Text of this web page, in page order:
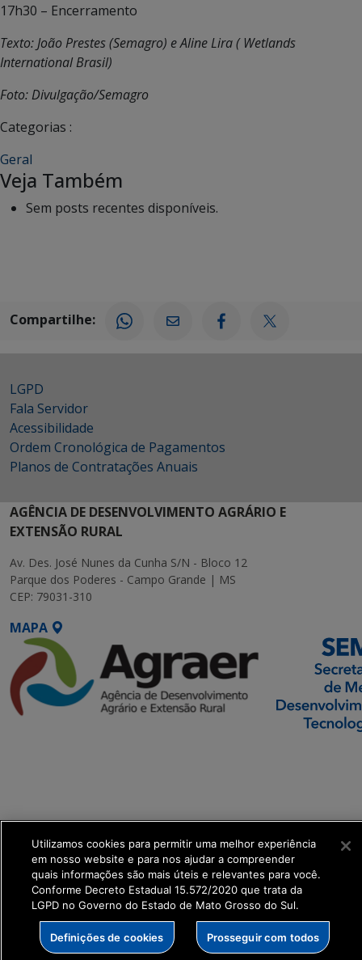
17h30 – Encerramento
Texto: João Prestes (Semagro) e Aline Lira ( Wetlands
International Brasil)
Foto: Divulgação/Semagro
Categorias :
Geral
Veja Também
Sem posts recentes disponíveis.
Compartilhe:
LGPD
Fala Servidor
Acessibilidade
Ordem Cronológica de Pagamentos
Planos de Contratações Anuais
AGÊNCIA DE DESENVOLVIMENTO AGRÁRIO E
EXTENSÃO RURAL
Av. Des. José Nunes da Cunha S/N - Bloco 12
Parque dos Poderes - Campo Grande | MS
CEP: 79031-310
MAPA
Utilizamos cookies para permitir uma melhor experiência
em nosso website e para nos ajudar a compreender
quais informações são mais úteis e relevantes para você.
Conforme Decreto Estadual 15.572/2020 que trata da
LGPD no Governo do Estado de Mato Grosso do Sul.
Definições de cookies Prosseguir com todos